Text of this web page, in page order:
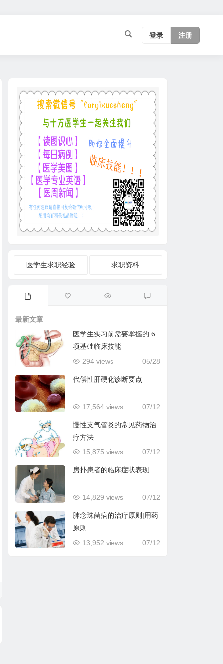
登录 注册
医学生求职经验 求职资料
最新文章
医学生实习前需要掌握的 6
项基础临床技能
05/28
294 views
代偿性肝硬化诊断要点
07/12
17,564 views
慢性支气管炎的常见药物治
疗方法
07/12
15,875 views
房扑患者的临床症状表现
07/12
14,829 views
肺念珠菌病的治疗原则|用药
原则
07/12
13,952 views